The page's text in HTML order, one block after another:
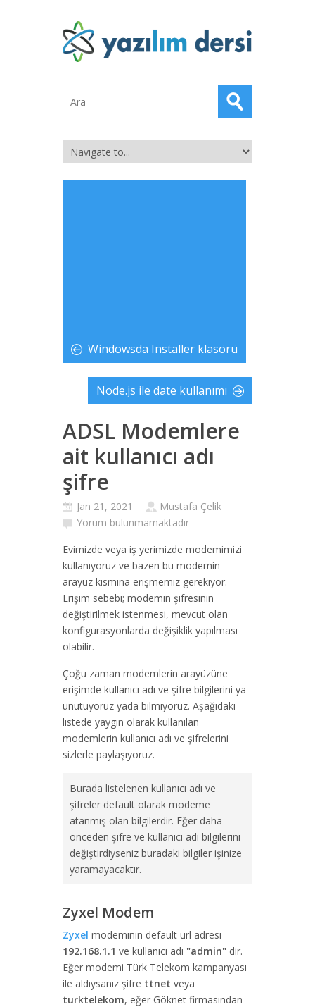
Windowsda Installer klasörü
Node.js ile date kullanımı
ADSL Modemlere
ait kullanıcı adı
şifre
Jan 21, 2021
Mustafa Çelik
Yorum bulunmamaktadır
Evimizde veya iş yerimizde modemimizi
kullanıyoruz ve bazen bu modemin
arayüz kısmına erişmemiz gerekiyor.
Erişim sebebi; modemin şifresinin
değiştirilmek istenmesi, mevcut olan
konfigurasyonlarda değişiklik yapılması
olabilir.
Çoğu zaman modemlerin arayüzüne
erişimde kullanıcı adı ve şifre bilgilerini ya
unutuyoruz yada bilmiyoruz. Aşağıdaki
listede yaygın olarak kullanılan
modemlerin kullanıcı adı ve şifrelerini
sizlerle paylaşıyoruz.
Burada listelenen kullanıcı adı ve
şifreler default olarak modeme
atanmış olan bilgilerdir. Eğer daha
önceden şifre ve kullanıcı adı bilgilerini
değiştirdiyseniz buradaki bilgiler işinize
yaramayacaktır.
Zyxel Modem
Zyxel modeminin default url adresi
192.168.1.1 ve kullanıcı adı "admin" dir.
Eğer modemi Türk Telekom kampanyası
ile aldıysanız şifre ttnet veya
turktelekom, eğer Göknet firmasından